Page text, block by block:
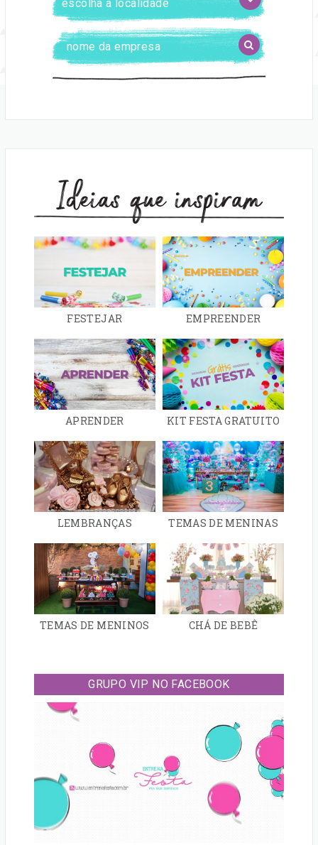
a
localidade
Digite
o
BUSCAR
Ideias que inspiram
FESTEJAR EMPREENDER
APRENDER KIT FESTA GRATUITO
LEMBRANÇAS TEMAS DE MENINAS
TEMAS DE MENINOS CHÁ DE BEBÊ
GRUPO VIP NO FACEBOOK